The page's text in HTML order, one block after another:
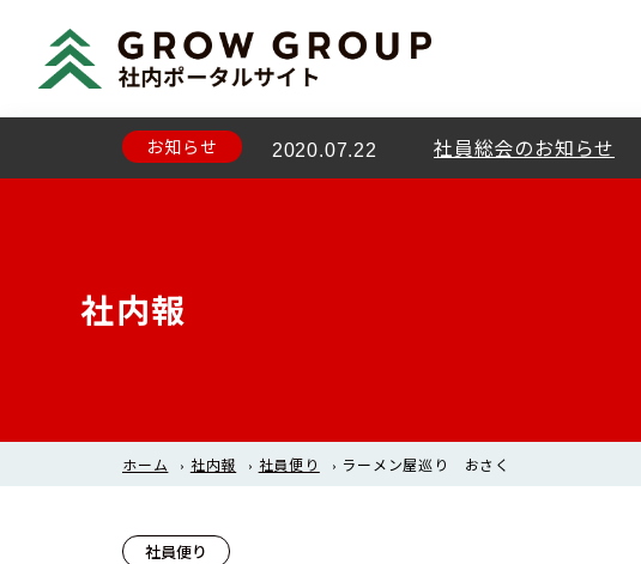
お知らせ 2020.07.21
お知らせ 2020.07.22 社員総会のお知らせ
社内報
ホーム › 社内報 › 社員便り › ラーメン屋巡り おさく
社員便り